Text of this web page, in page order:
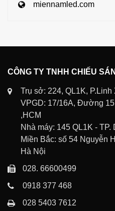
miennamled.com
CÔNG TY TNHH CHIẾU
Trụ sở: 224, QL1K,
VPGD: 17/16A, Đường
,HCM
Nhà máy: 145 QL1K -
Miền Bắc: số 54 Nguyễn
Hà Nội
028. 66600499
0918 377 468
028 5403 7612